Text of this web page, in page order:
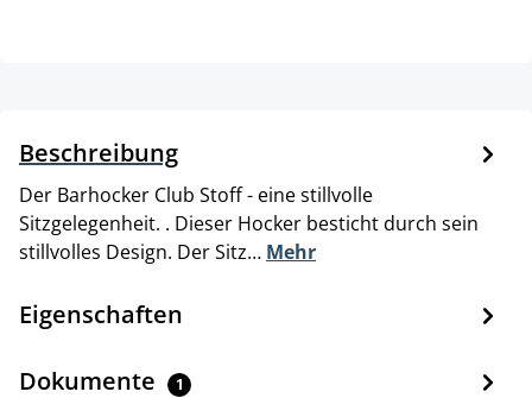
Beschreibung
Der Barhocker Club Stoff - eine stillvolle
Sitzgelegenheit. . Dieser Hocker besticht durch sein
stillvolles Design. Der Sitz… Mehr
Eigenschaften
Dokumente 1